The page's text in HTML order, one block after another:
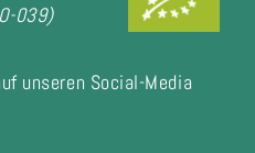
039)
unseren Social-Media